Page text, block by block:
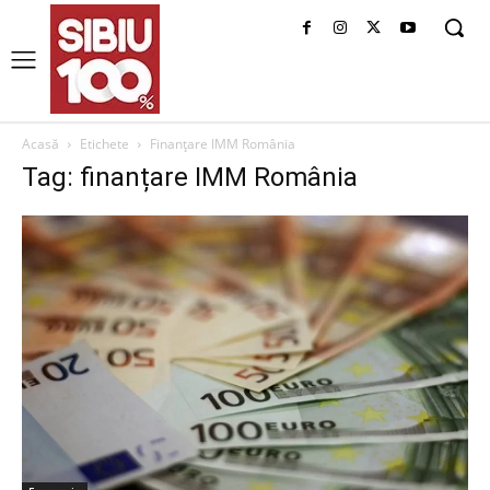
Acasă Etichete Finanțare IMM România
Tag: finanțare IMM România